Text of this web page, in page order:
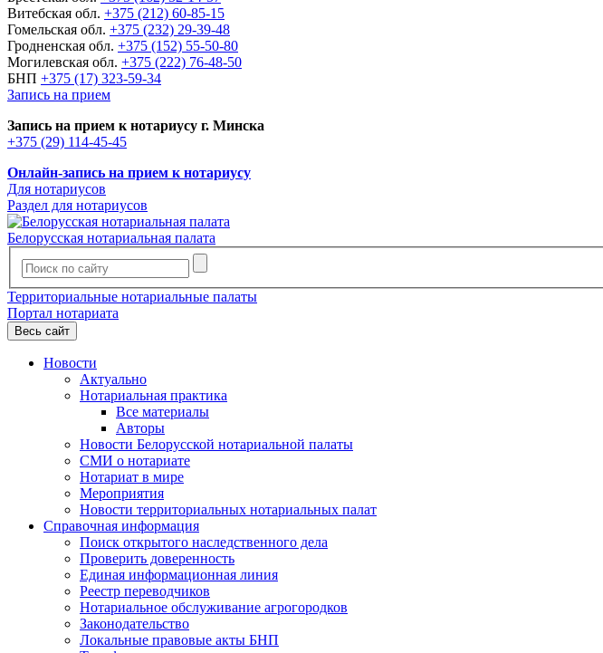
Витебская обл. +375 (212) 60-85-15
Гомельская обл. +375 (232) 29-39-48
Гродненская обл. +375 (152) 55-50-80
Могилевская обл. +375 (222) 76-48-50
БНП +375 (17) 323-59-34
Запись на прием
Запись на прием к нотариусу г. Минска
+375 (29) 114-45-45
Онлайн-запись на прием к нотариусу
Для нотариусов
Раздел для нотариусов
Белорусская нотариальная палата
Территориальные нотариальные палаты
Портал нотариата
Весь сайт
Новости
Актуально
Нотариальная практика
Все материалы
Авторы
Новости Белорусской нотариальной палаты
СМИ о нотариате
Нотариат в мире
Мероприятия
Новости территориальных нотариальных палат
Справочная информация
Поиск открытого наследственного дела
Проверить доверенность
Единая информационная линия
Реестр переводчиков
Нотариальное обслуживание агрогородков
Законодательство
Локальные правовые акты БНП